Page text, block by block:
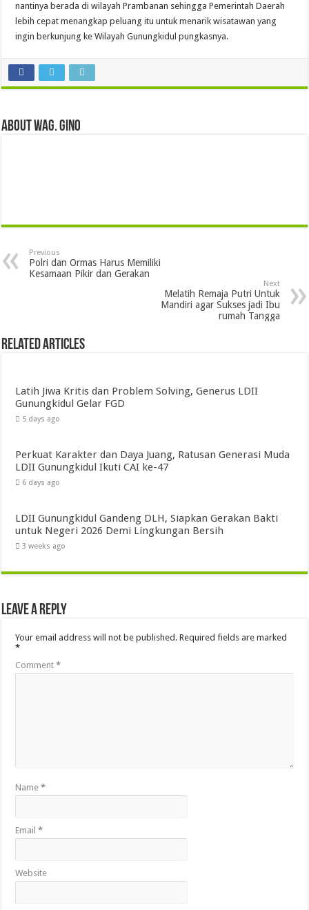
nantinya berada di wilayah Prambanan sehingga Pemerintah Daerah
lebih cepat menangkap peluang itu untuk menarik wisatawan yang
ingin berkunjung ke Wilayah Gunungkidul pungkasnya.
About wag. gino
Previous
Polri dan Ormas Harus Memiliki
Kesamaan Pikir dan Gerakan
Next
Melatih Remaja Putri Untuk
Mandiri agar Sukses jadi Ibu
rumah Tangga
Related Articles
Latih Jiwa Kritis dan Problem Solving, Generus LDII
Gunungkidul Gelar FGD
5 days ago
Perkuat Karakter dan Daya Juang, Ratusan Generasi Muda
LDII Gunungkidul Ikuti CAI ke-47
6 days ago
LDII Gunungkidul Gandeng DLH, Siapkan Gerakan Bakti
untuk Negeri 2026 Demi Lingkungan Bersih
3 weeks ago
Leave a Reply
Your email address will not be published. Required fields are marked
*
Comment*
Name*
Email*
Website